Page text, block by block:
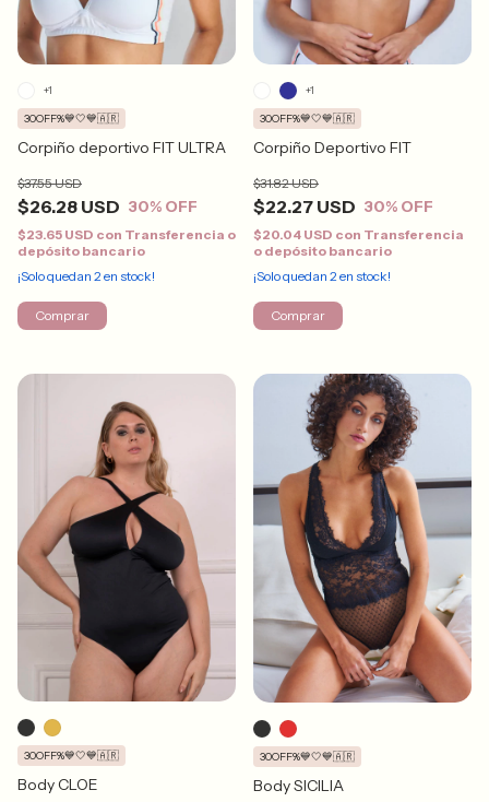
Corpiño deportivo FIT ULTRA
$26.28 USD
$37.55 USD
30% OFF
30OFF%💙🤍💙🇦🇷
$23.65 USD con Transferencia o
depósito bancario
¡Solo quedan 2en stock!
+1
Comprar
Corpiño Deportivo FIT
$22.27 USD
$31.82 USD
30% OFF
30OFF%💙🤍💙🇦🇷
$20.04 USD con Transferencia
o depósito bancario
¡Solo quedan 2en stock!
+1
Comprar
Body CLOE
30OFF%💙🤍💙🇦🇷
Body SICILIA
30OFF%💙🤍💙🇦🇷